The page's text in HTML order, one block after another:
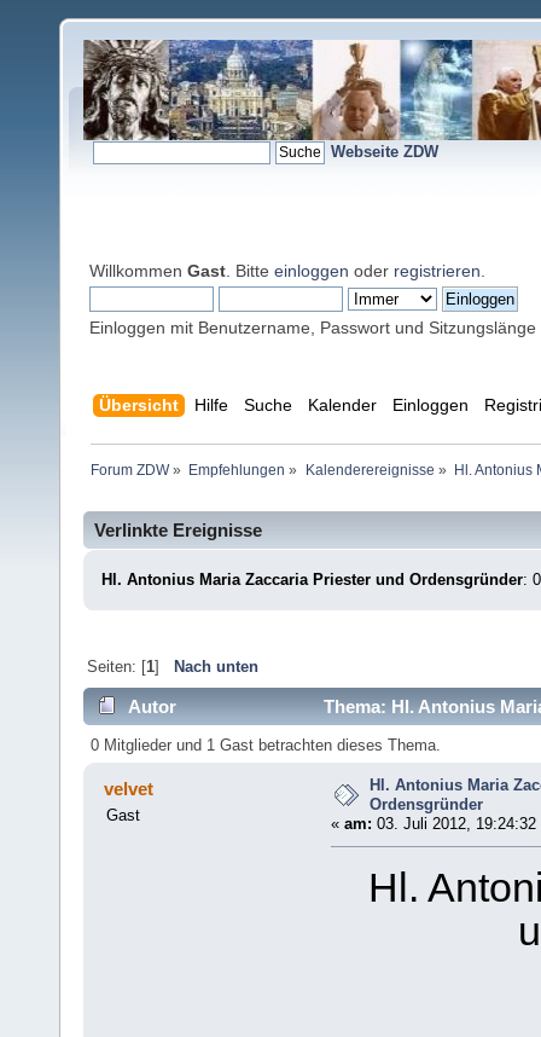
Webseite ZDW
Willkommen Gast . Bitte einloggen oder registrieren
Einloggen mit Benutzername, Passwort und Sitzungslänge
Übersicht Hilfe Suche Kalender Einloggen
Forum ZDW» Empfehlungen » Kalenderereignisse » Hl. Antonius
Verlinkte Ereignisse
Hl. Antonius Maria Zaccaria Priester und Ordensgründer:
Seiten: [1] Nach unten
Autor Thema: Hl. Antonius
0 Mitglieder und 1 Gast betrachten dieses Thema.
velvet
Gast
Hl. Antonius Maria
Ordensgründer
« am: 03. Juli 2012, 19:24:32
Hl.